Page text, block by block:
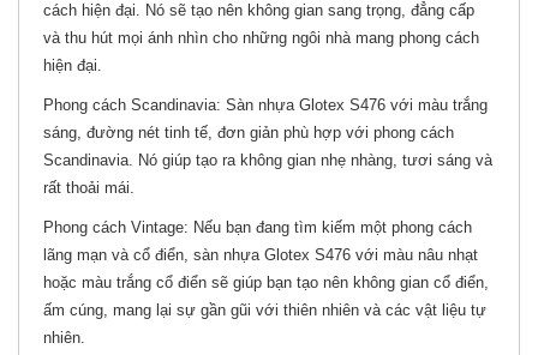
cách hiện đại. Nó sẽ tạo nên không gian sang trọng, đẳng cấp
và thu hút mọi ánh nhìn cho những ngôi nhà mang phong cách
hiện đại.
Phong cách Scandinavia: Sàn nhựa Glotex S476 với màu trắng
sáng, đường nét tinh tế, đơn giản phù hợp với phong cách
Scandinavia. Nó giúp tạo ra không gian nhẹ nhàng, tươi sáng và
rất thoải mái.
Phong cách Vintage: Nếu bạn đang tìm kiếm một phong cách
lãng mạn và cổ điển, sàn nhựa Glotex S476 với màu nâu nhạt
hoặc màu trắng cổ điển sẽ giúp bạn tạo nên không gian cổ điển,
ấm cúng, mang lại sự gần gũi với thiên nhiên và các vật liệu tự
nhiên.